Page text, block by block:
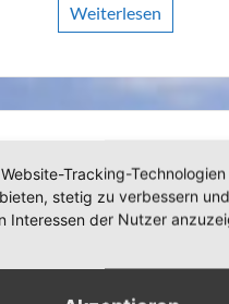
Weiterlesen
Tracking-
stetig zu verbessern
Interessen der Nutzer